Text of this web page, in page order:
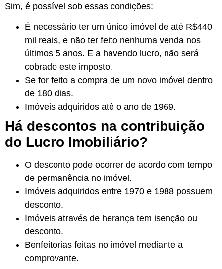
Sim, é possível sob essas condições:
É necessário ter um único imóvel de até R$440
mil reais, e não ter feito nenhuma venda nos
últimos 5 anos. E a havendo lucro, não será
cobrado este imposto.
Se for feito a compra de um novo imóvel dentro
de 180 dias.
Imóveis adquiridos até o ano de 1969.
Há descontos na contribuição
do Lucro Imobiliário?
O desconto pode ocorrer de acordo com tempo
de permanência no imóvel.
Imóveis adquiridos entre 1970 e 1988 possuem
desconto.
Imóveis através de herança tem isenção ou
desconto.
Benfeitorias feitas no imóvel mediante a
comprovante.